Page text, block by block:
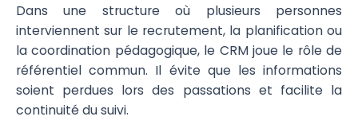
Dans une structure où plusieurs personnes
interviennent sur le recrutement, la planification ou
la coordination pédagogique, le CRM joue le rôle de
référentiel commun. Il évite que les informations
soient perdues lors des passations et facilite la
continuité du suivi.